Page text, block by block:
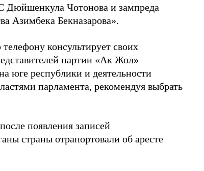
Дюйшенкула Чотонова и зампреда
Азимбека Бекназарова».
консультирует своих
партии «Ак Жол»
юге республики и деятельности
парламента, рекомендуя выбрать
появления записей
страны отрапортовали об аресте